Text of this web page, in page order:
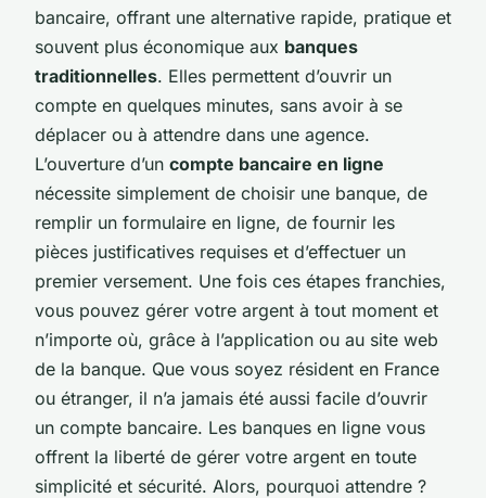
bancaire, offrant une alternative rapide, pratique et
souvent plus économique aux banques
traditionnelles. Elles permettent d’ouvrir un
compte en quelques minutes, sans avoir à se
déplacer ou à attendre dans une agence.
L’ouverture d’un compte bancaire en ligne
nécessite simplement de choisir une banque, de
remplir un formulaire en ligne, de fournir les
pièces justificatives requises et d’effectuer un
premier versement. Une fois ces étapes franchies,
vous pouvez gérer votre argent à tout moment et
n’importe où, grâce à l’application ou au site web
de la banque. Que vous soyez résident en France
ou étranger, il n’a jamais été aussi facile d’ouvrir
un compte bancaire. Les banques en ligne vous
offrent la liberté de gérer votre argent en toute
simplicité et sécurité. Alors, pourquoi attendre ?